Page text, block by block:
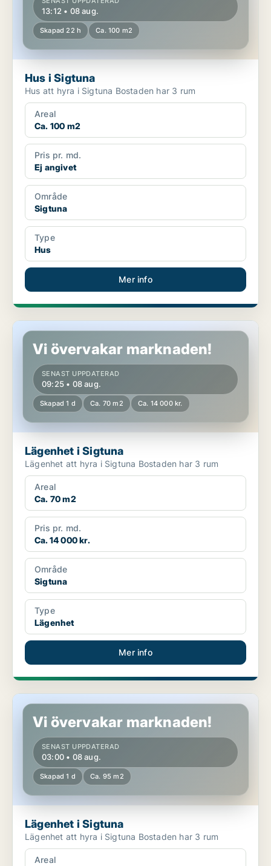
13:12 • 08 aug.
Skapad 22 h Ca. 100 m2
Hus i Sigtuna
Hus att hyra i Sigtuna Bostaden har 3 rum
Areal
Ca. 100 m2
Pris pr. md.
Ej angivet
Område
Sigtuna
Type
Hus
Mer info
Lägenhet i Sigtuna
Vi övervakar marknaden!
SENAST UPPDATERAD
09:25 • 08 aug.
Skapad 1 d Ca. 70 m2 Ca. 14 000 kr.
Lägenhet i Sigtuna
Lägenhet att hyra i Sigtuna Bostaden har 3 rum
Areal
Ca. 70 m2
Pris pr. md.
Ca. 14 000 kr.
Område
Sigtuna
Type
Lägenhet
Mer info
Lägenhet i Sigtuna
Vi övervakar marknaden!
SENAST UPPDATERAD
03:00 • 08 aug.
Skapad 1 d Ca. 95 m2
Lägenhet i Sigtuna
Lägenhet att hyra i Sigtuna Bostaden har 3 rum
Areal